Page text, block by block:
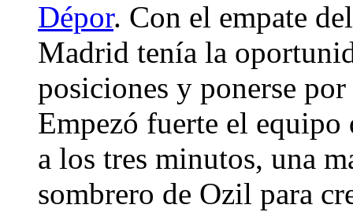
Dépor. Con el empate
Madrid tenía la
posiciones y ponerse
Empezó fuerte el
a los tres minutos, una
sombrero de Ozil para